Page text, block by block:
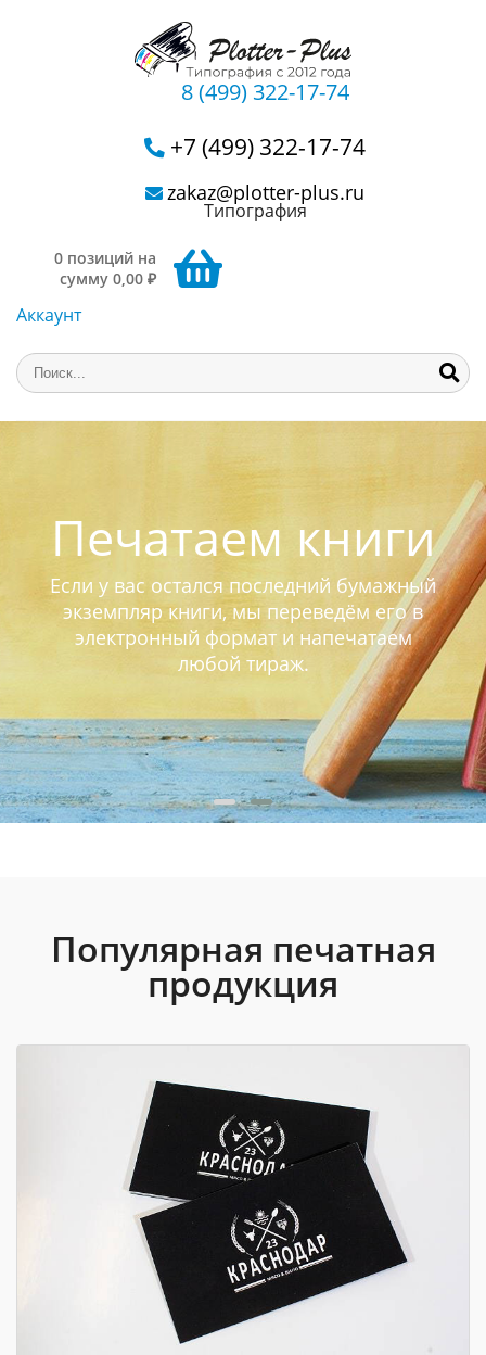
8 (499) 322-17-74
+7 (499) 322-17-74
zakaz@plotter-plus.ru
Типография
0 позиций на
сумму 0,00 ₽
Аккаунт
Печатаем книги
Если у вас остался последний бумажный
экземпляр книги, мы переведём его в
электронный формат и напечатаем
любой тираж.
Популярная печатная
продукция